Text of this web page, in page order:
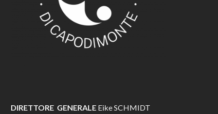
DIRETTORE GENERALE Eike SCHMIDT